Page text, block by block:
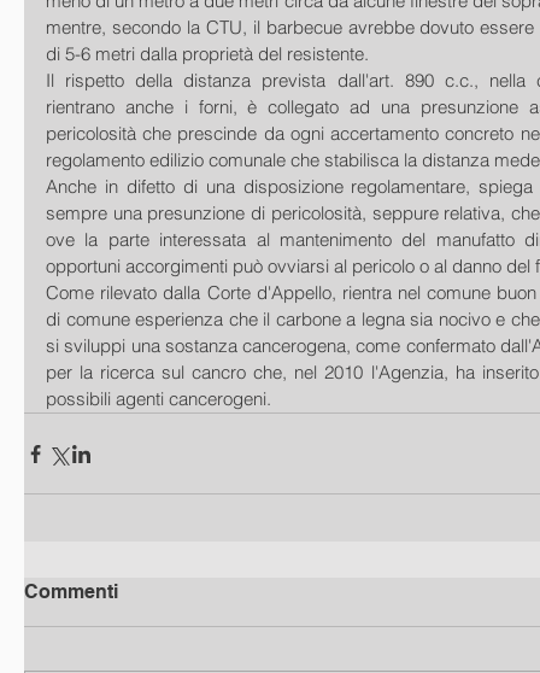
mentre, secondo la CTU, il barbecue avrebbe dovuto
di 5-6 metri dalla proprietà del resistente.
Il rispetto della distanza prevista dall'art. 890 c.c., nella
rientrano anche i forni, è collegato ad una presunzione
pericolosità che prescinde da ogni accertamento concreto
regolamento edilizio comunale che stabilisca la distanza
Anche in difetto di una disposizione regolamentare,
sempre una presunzione di pericolosità, seppure relativa,
ove la parte interessata al mantenimento del manufatto
opportuni accorgimenti può ovviarsi al pericolo o al danno del
Come rilevato dalla Corte d'Appello, rientra nel comune
di comune esperienza che il carbone a legna sia nocivo e
si sviluppi una sostanza cancerogena, come confermato
per la ricerca sul cancro che, nel 2010 l'Agenzia, ha
possibili agenti cancerogeni.
Commenti